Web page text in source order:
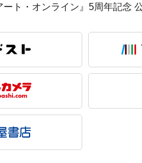
ト・オンライン』5周年記念